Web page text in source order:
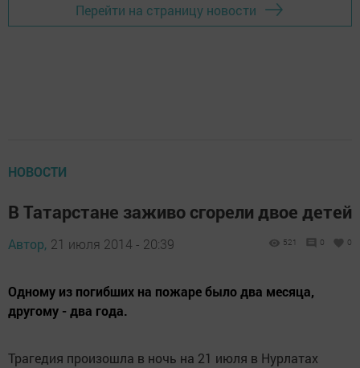
Перейти на страницу новости
НОВОСТИ
В Татарстане заживо сгорели двое детей
Автор, 21 июля 2014 - 20:39 521 0 0
Одному из погибших на пожаре было два месяца,
другому - два года.
Трагедия произошла в ночь на 21 июля в Нурлатах